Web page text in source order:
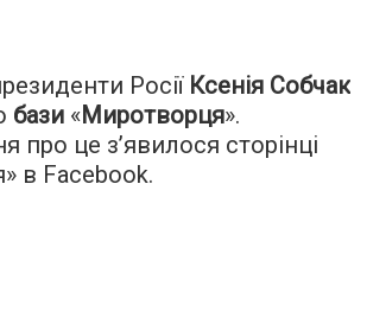
Росії Ксенія Собчак
бази «Миротворця».
про це з’явилося сторінці
в Facebook.